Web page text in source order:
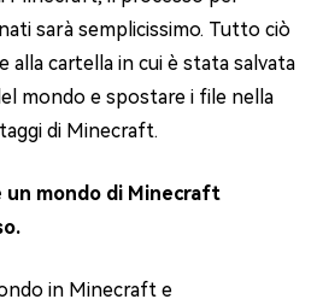
sarà semplicissimo. Tutto ciò
alla cartella in cui è stata salvata
mondo e spostare i file nella
di Minecraft.
un mondo di Minecraft
in Minecraft e